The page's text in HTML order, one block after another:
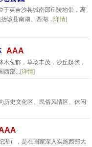
于英吉沙县城南部丘陵地带，离
该县南湖、西湖...[详情]
AAA
木葱郁，草场丰茂，沙丘起伏，
西部...[详情]
历史文化区、民俗风情区、休闲
湖），是在国家深入实施西部大